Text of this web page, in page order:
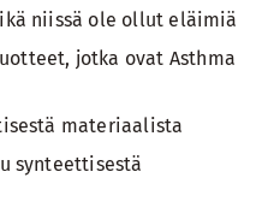
niissä ole ollut eläimiä
jotka ovat Asthma
materiaalista
synteettisestä